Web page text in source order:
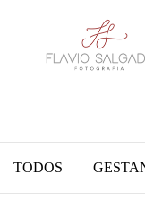
TODOS